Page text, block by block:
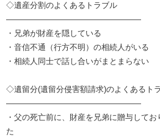
◇遺産分割のよくあるトラブル
―――――――――――――――――
・兄弟が財産を隠している
・音信不通（行方不明）の相続人がいる
・相続人同士で話し合いがまとまらない
◇遺留分(遺留分侵害額請求)のよくあるト
―――――――――――――――――
・父の死亡前に、財産を兄弟に贈与して
た